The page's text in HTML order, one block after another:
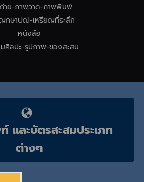
าย-ภาพวาด-ภาพพิมพ์
กษาปณ์-เหรียญที่ระลึก
หนังสือ
ศิลปะ-รูปภาพ-ของสะสม
และบัตรสะสมประเภท
ต่างๆ